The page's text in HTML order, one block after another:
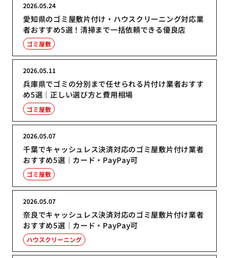
愛知県のゴミ屋敷片付け・ハウスクリーニング対応業
者おすすめ5選！清掃まで一括依頼できる優良店
2026.05.24
ゴミ屋敷
兵庫県でゴミの分別まで任せられる片付け業者おすす
め5選｜正しい選び方と費用相場
2026.05.11
ゴミ屋敷
千葉でキャッシュレス決済対応のゴミ屋敷片付け業者
おすすめ5選｜カード・PayPay可
2026.05.07
ゴミ屋敷
奈良でキャッシュレス決済対応のゴミ屋敷片付け業者
おすすめ5選｜カード・PayPay可
2026.05.07
ハウスクリーニング